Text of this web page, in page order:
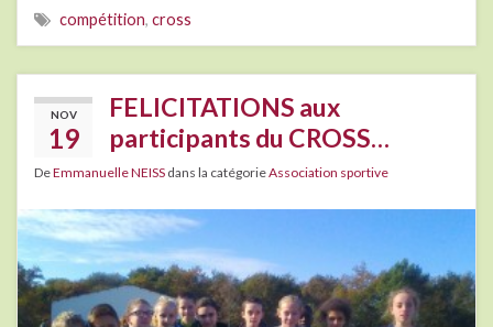
compétition, cross
NOV
19
FELICITATIONS aux
participants du CROSS…
DeEmmanuelle NEISS dans la catégorieAssociation sportive